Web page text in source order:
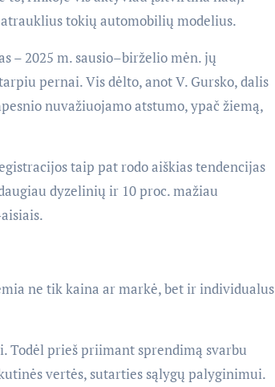
tokių automobilių modelius.
– 2025 m. sausio–birželio mėn. jų
pernai. Vis dėlto, anot V. Gursko, dalis
nuvažiuojamo atstumo, ypač žiemą,
taip pat rodo aiškias tendencijas
dyzelinių ir 10 proc. mažiau
ne tik kaina ar markė, bet ir individualus
Todėl prieš priimant sprendimą svarbu
vertės, sutarties sąlygų palyginimui.